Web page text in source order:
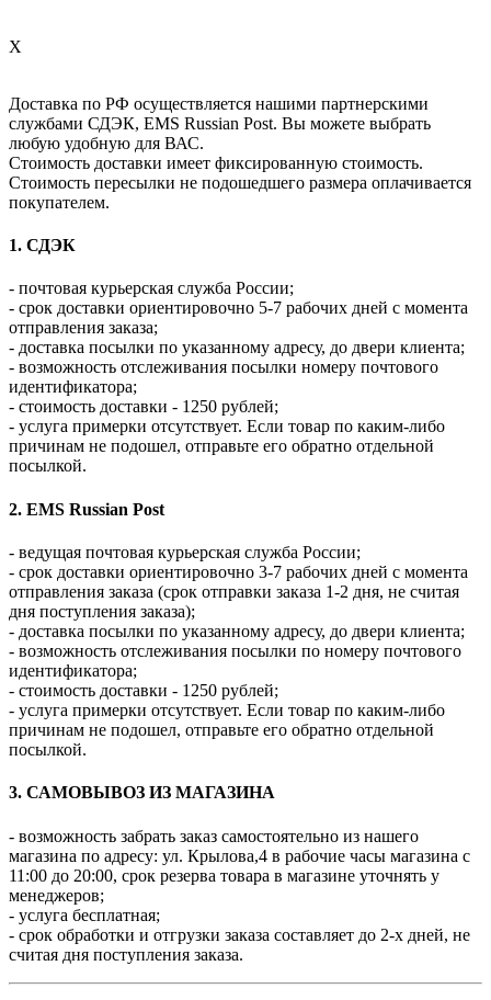
X
Доставка по РФ осуществляется нашими партнерскими
службами СДЭК, EMS Russian Post. Вы можете выбрать
любую удобную для ВАС.
Стоимость доставки имеет фиксированную стоимость.
Стоимость пересылки не подошедшего размера оплачивается
покупателем.
1. СДЭК
- почтовая курьерская служба России;
- срок доставки ориентировочно 5-7 рабочих дней с момента
отправления заказа;
- доставка посылки по указанному адресу, до двери клиента;
- возможность отслеживания посылки номеру почтового
идентификатора;
- стоимость доставки - 1250 рублей;
- услуга примерки отсутствует. Если товар по каким-либо
причинам не подошел, отправьте его обратно отдельной
посылкой.
2. EMS Russian Post
- ведущая почтовая курьерская служба России;
- срок доставки ориентировочно 3-7 рабочих дней с момента
отправления заказа (срок отправки заказа 1-2 дня, не считая
дня поступления заказа);
- доставка посылки по указанному адресу, до двери клиента;
- возможность отслеживания посылки по номеру почтового
идентификатора;
- стоимость доставки - 1250 рублей;
- услуга примерки отсутствует. Если товар по каким-либо
причинам не подошел, отправьте его обратно отдельной
посылкой.
3. САМОВЫВОЗ ИЗ МАГАЗИНА
- возможность забрать заказ самостоятельно из нашего
магазина по адресу: ул. Крылова,4 в рабочие часы магазина с
11:00 до 20:00, срок резерва товара в магазине уточнять у
менеджеров;
- услуга бесплатная;
- срок обработки и отгрузки заказа составляет до 2-х дней, не
считая дня поступления заказа.